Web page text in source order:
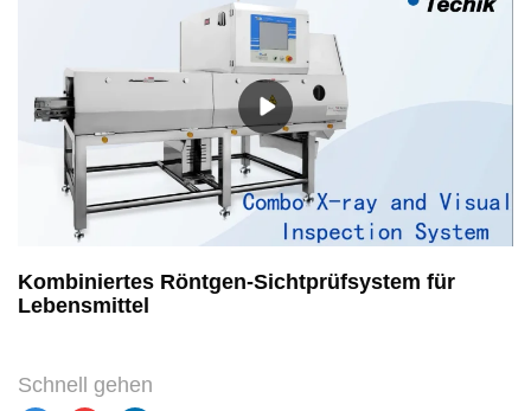
Kombiniertes Röntgen-Sichtprüfsystem für
Lebensmittel
Schnell gehen